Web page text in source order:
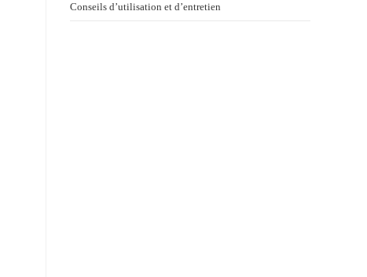
Conseils d’utilisation et d’entretien